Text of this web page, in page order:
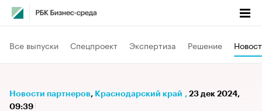
Все выпуски Спецпроект Экспертиза Решение
Новости партнеров⁠, Краснодарский край , 23 дек 2024,
09:39